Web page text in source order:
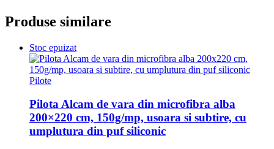
Produse similare
Stoc epuizat
Pilote
Pilota Alcam de vara din microfibra alba
200×220 cm, 150g/mp, usoara si subtire, cu
umplutura din puf siliconic